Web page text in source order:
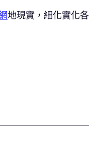
地現實，細化實化